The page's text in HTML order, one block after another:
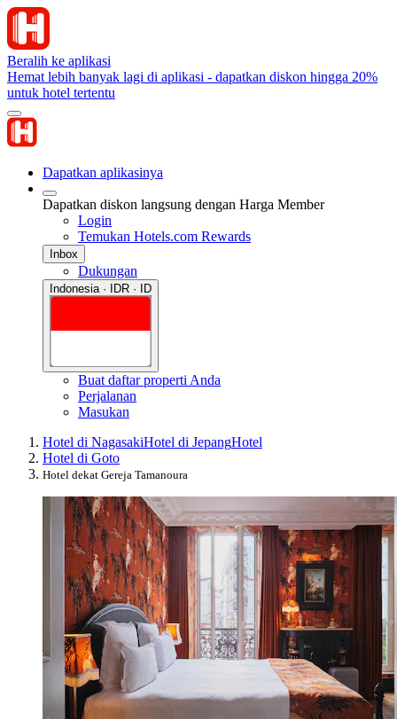
Beralih ke aplikasi
Hemat lebih banyak lagi di aplikasi - dapatkan diskon hingga 20%
untuk hotel tertentu
Dapatkan aplikasinya
Dapatkan diskon langsung dengan Harga Member
Login
Temukan Hotels.com Rewards
Inbox
Dukungan
Indonesia · IDR · ID
Buat daftar properti Anda
Perjalanan
Masukan
Hotel di NagasakiHotel di JepangHotel
Hotel di Goto
Hotel dekat Gereja Tamanoura